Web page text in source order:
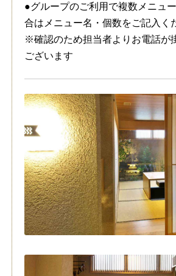
●グループのご利用で複数メニュ
合はメニュー名・個数をご記入く
※確認のため担当者よりお電話が
ございます